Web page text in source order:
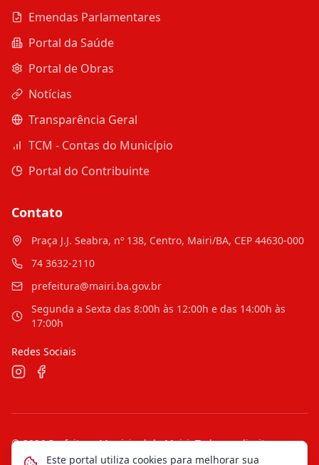
Emendas Parlamentares
Portal da Saúde
Portal de Obras
Notícias
Transparência Geral
TCM - Contas do Município
Portal do Contribuinte
Contato
Praça J.J. Seabra, nº 138, Centro, Mairi/BA, CEP 44630-000
74 3632-2110
prefeitura@mairi.ba.gov.br
Segunda a Sexta das 8:00h às 12:00h e das 14:00h às
17:00h
Redes Sociais
©2026 Prefeitura Municipal de Mairi. Todos os direitos
reservados.Este portal utiliza cookies para melhorar sua